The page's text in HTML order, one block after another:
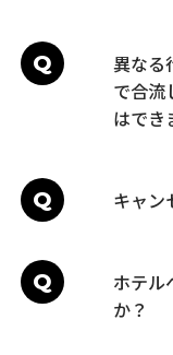
Q
異なる
で合流
はでき
Q キャン
Q
ホテル
か？